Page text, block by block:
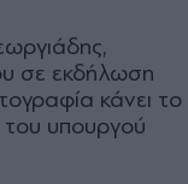
σε εκδήλωση
κάνει το
του υπουργού